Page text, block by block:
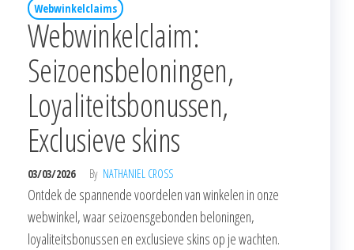
Webwinkelclaims
Webwinkelclaim:
Seizoensbeloningen,
Loyaliteitsbonussen,
Exclusieve skins
03/03/2026 By NATHANIEL CROSS
Ontdek de spannende voordelen van winkelen in onze
webwinkel, waar seizoensgebonden beloningen,
loyaliteitsbonussen en exclusieve skins op je wachten.